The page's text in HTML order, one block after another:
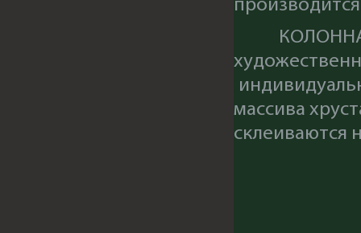
КОЛОННА С
массива
склеиваются